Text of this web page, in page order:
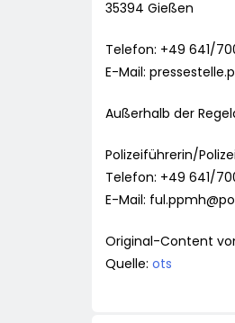
35394 Gießen
Telefon: +49 641/
E-Mail:
Außerhalb der
Polizeiführerin/
Telefon: +49 641/
E-Mail:
Original-Content
Quelle: ots